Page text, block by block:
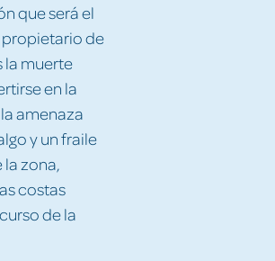
que será el
propietario de
la muerte
en la
amenaza
y un fraile
zona,
costas
de la